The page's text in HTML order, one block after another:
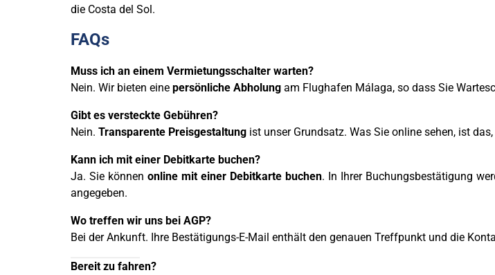
die Costa del Sol.
FAQs
Muss ich an einem Vermietungsschalter warten?
Nein. Wir bieten eine persönliche Abholung am Flughafen Málaga, so dass Sie
Gibt es versteckte Gebühren?
Nein. Transparente Preisgestaltung ist unser Grundsatz. Was Sie online sehen, ist
Kann ich mit einer Debitkarte buchen?
Ja. Sie können online mit einer Debitkarte buchen. In Ihrer Buchungsbestätigung
angegeben.
Wo treffen wir uns bei AGP?
Bei der Ankunft. Ihre Bestätigungs-E-Mail enthält den genauen Treffpunkt und die
Bereit zu fahren?